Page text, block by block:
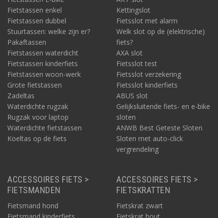
Fietstassen enkel
Fietstassen dubbel
Stuurtassen: welke zijn er?
Pakaftassen
Fietstassen waterdicht
Fietstassen kinderfiets
Fietstassen woon-werk
Grote fietstassen
Zadeltas
Waterdichte rugzak
Rugzak voor laptop
Waterdichte fietstassen
Koeltas op de fiets
Kettingslot
Fietsslot met alarm
Welk slot op de (elektrische)
fiets?
AXA slot
Fietsslot test
Fietsslot verzekering
Fietsslot kinderfiets
ABUS slot
Gelijksluitende fiets- en e-bike
sloten
ANWB Best Geteste Sloten
Sloten met auto-click
vergrendeling
ACCESSOIRES FIETS >
FIETSMANDEN
Fietsmand hond
ACCESSOIRES FIETS >
FIETSKRATTEN
Fietskrat zwart